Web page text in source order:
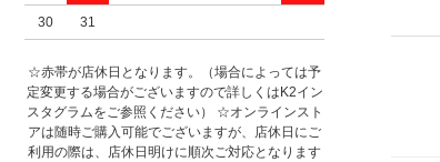
30 31
☆赤帯が店休日となります。（場合によっては予
定変更する場合がございますので詳しくはK2イン
スタグラムをご参照ください） ☆オンラインスト
アは随時ご購入可能でございますが、店休日にご
利用の際は、店休日明けに順次ご対応となります